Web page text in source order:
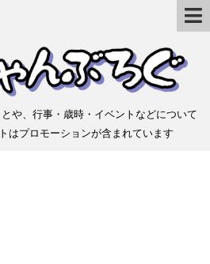
や、行事・歳時・イベントなどについて
はプロモーションが含まれています